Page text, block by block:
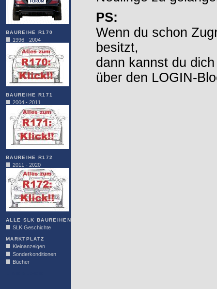
BAUREIHE R170
1996 - 2004
BAUREIHE R171
2004 - 2011
BAUREIHE R172
2011 - 2020
ALLE SLK BAUREIHEN
SLK Geschichte
MARKTPLATZ
Kleinanzeigen
Sonderkonditionen
Bücher
PS:
Wenn du schon
besitzt,
dann kannst du
über den LOGIN-